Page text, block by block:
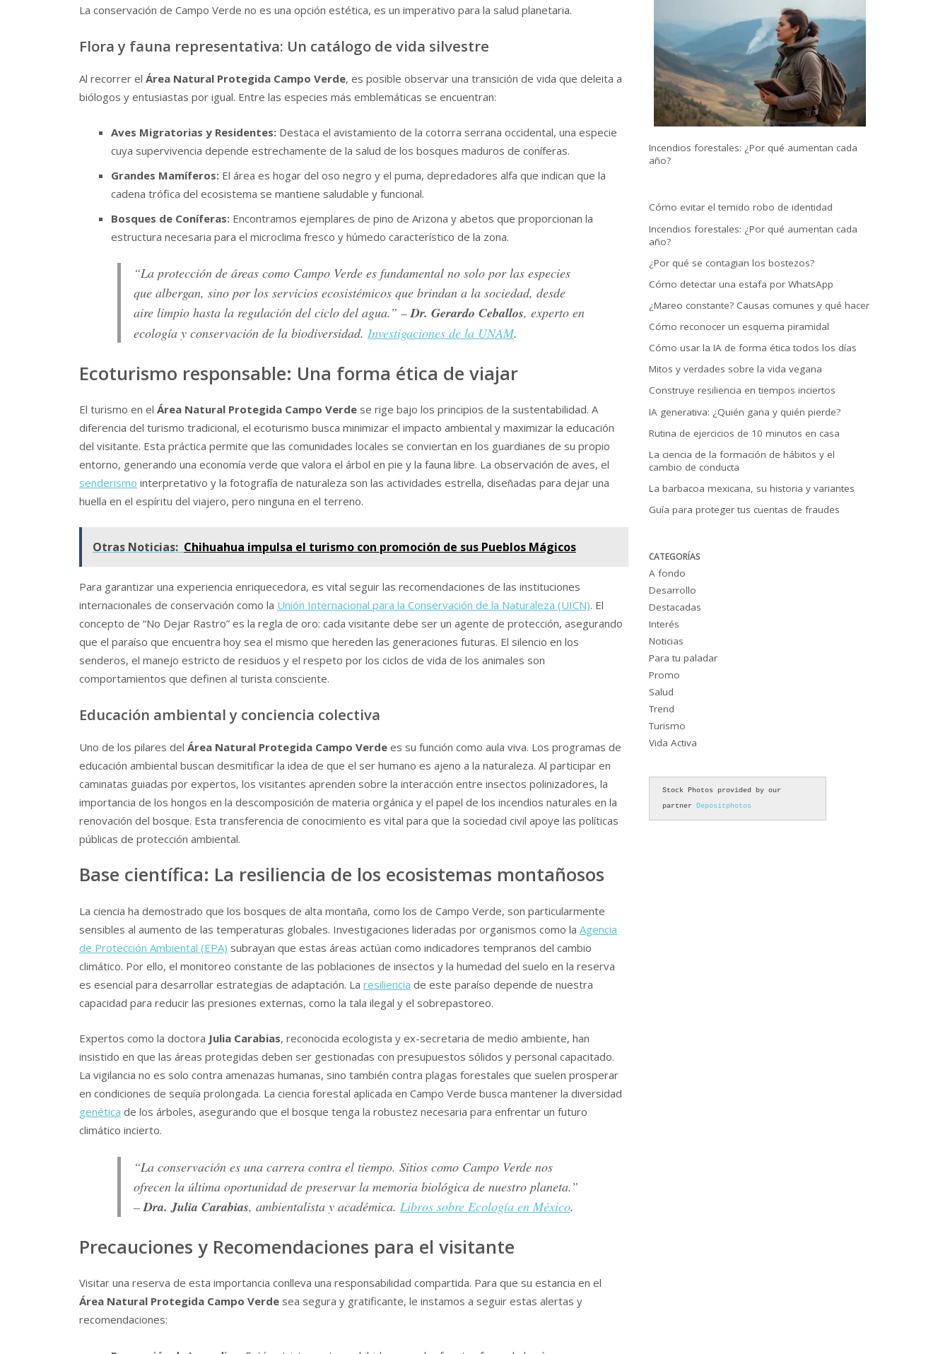
La conservación de Campo Verde no es una opción estética, es un imperativo para la salud planetaria.
Flora y fauna representativa: Un catálogo de vida silvestre
Al recorrer el Área Natural Protegida Campo Verde, es posible observar una transición de vida que deleita a
biólogos y entusiastas por igual. Entre las especies más emblemáticas se encuentran:
Aves Migratorias y Residentes: Destaca el avistamiento de la cotorra serrana occidental, una especie
cuya supervivencia depende estrechamente de la salud de los bosques maduros de coníferas.
Grandes Mamíferos: El área es hogar del oso negro y el puma, depredadores alfa que indican que la
cadena trófica del ecosistema se mantiene saludable y funcional.
Bosques de Coníferas: Encontramos ejemplares de pino de Arizona y abetos que proporcionan la
estructura necesaria para el microclima fresco y húmedo característico de la zona.
“La protección de áreas como Campo Verde es fundamental no solo por las especies
que albergan, sino por los servicios ecosistémicos que brindan a la sociedad, desde
aire limpio hasta la regulación del ciclo del agua.” –Dr. Gerardo Ceballos, experto en
ecología y conservación de la biodiversidad. Investigaciones de la UNAM.
Ecoturismo responsable: Una forma ética de viajar
El turismo en el Área Natural Protegida Campo Verde se rige bajo los principios de la sustentabilidad. A
diferencia del turismo tradicional, el ecoturismo busca minimizar el impacto ambiental y maximizar la educación
del visitante. Esta práctica permite que las comunidades locales se conviertan en los guardianes de su propio
entorno, generando una economía verde que valora el árbol en pie y la fauna libre. La observación de aves, el
senderismo interpretativo y la fotografía de naturaleza son las actividades estrella, diseñadas para dejar una
huella en el espíritu del viajero, pero ninguna en el terreno.
Otras Noticias: Chihuahua impulsa el turismo con promoción de sus Pueblos Mágicos
Para garantizar una experiencia enriquecedora, es vital seguir las recomendaciones de las instituciones
internacionales de conservación como la Unión Internacional para la Conservación de la Naturaleza (UICN). El
concepto de “No Dejar Rastro” es la regla de oro: cada visitante debe ser un agente de protección, asegurando
que el paraíso que encuentra hoy sea el mismo que hereden las generaciones futuras. El silencio en los
senderos, el manejo estricto de residuos y el respeto por los ciclos de vida de los animales son
comportamientos que definen al turista consciente.
Educación ambiental y conciencia colectiva
Uno de los pilares del Área Natural Protegida Campo Verde es su función como aula viva. Los programas de
educación ambiental buscan desmitificar la idea de que el ser humano es ajeno a la naturaleza. Al participar en
caminatas guiadas por expertos, los visitantes aprenden sobre la interacción entre insectos polinizadores, la
importancia de los hongos en la descomposición de materia orgánica y el papel de los incendios naturales en la
renovación del bosque. Esta transferencia de conocimiento es vital para que la sociedad civil apoye las políticas
públicas de protección ambiental.
Base científica: La resiliencia de los ecosistemas montañosos
La ciencia ha demostrado que los bosques de alta montaña, como los de Campo Verde, son particularmente
sensibles al aumento de las temperaturas globales. Investigaciones lideradas por organismos como la Agencia
de Protección Ambiental (EPA) subrayan que estas áreas actúan como indicadores tempranos del cambio
climático. Por ello, el monitoreo constante de las poblaciones de insectos y la humedad del suelo en la reserva
es esencial para desarrollar estrategias de adaptación. La resiliencia de este paraíso depende de nuestra
capacidad para reducir las presiones externas, como la tala ilegal y el sobrepastoreo.
Expertos como la doctora Julia Carabias, reconocida ecologista y ex-secretaria de medio ambiente, han
insistido en que las áreas protegidas deben ser gestionadas con presupuestos sólidos y personal capacitado.
La vigilancia no es solo contra amenazas humanas, sino también contra plagas forestales que suelen prosperar
en condiciones de sequía prolongada. La ciencia forestal aplicada en Campo Verde busca mantener la diversidad
genética de los árboles, asegurando que el bosque tenga la robustez necesaria para enfrentar un futuro
climático incierto.
“La conservación es una carrera contra el tiempo. Sitios como Campo Verde nos
ofrecen la última oportunidad de preservar la memoria biológica de nuestro planeta.”
– Dra. Julia Carabias, ambientalista y académica. Libros sobre Ecología en México.
Precauciones y Recomendaciones para el visitante
Visitar una reserva de esta importancia conlleva una responsabilidad compartida. Para que su estancia en el
Área Natural Protegida Campo Verde sea segura y gratificante, le instamos a seguir estas alertas y
recomendaciones:
Incendios forestales: ¿Por qué aumentan cada
año?
Cómo evitar el temido robo de identidad
Incendios forestales: ¿Por qué aumentan cada
año?
¿Por qué se contagian los bostezos?
Cómo detectar una estafa por WhatsApp
¿Mareo constante? Causas comunes y qué hacer
Cómo reconocer un esquema piramidal
Cómo usar la IA de forma ética todos los días
Mitos y verdades sobre la vida vegana
Construye resiliencia en tiempos inciertos
IA generativa: ¿Quién gana y quién pierde?
Rutina de ejercicios de 10 minutos en casa
La ciencia de la formación de hábitos y el
cambio de conducta
La barbacoa mexicana, su historia y variantes
Guía para proteger tus cuentas de fraudes
CATEGORÍAS
A fondo
Desarrollo
Destacadas
Interés
Noticias
Para tu paladar
Promo
Salud
Trend
Turismo
Vida Activa
Stock Photos provided by our
partner Depositphotos